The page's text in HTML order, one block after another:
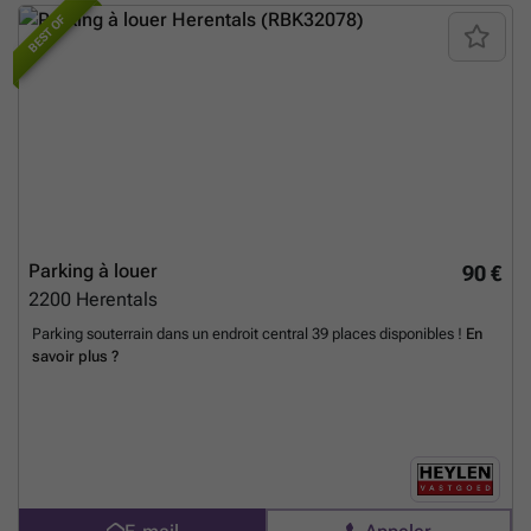
immédiate, vous pouvez donc commencer à utiliser votre espace dès
que vous le souhaitez. Ce parking représente une opportunité rare
pour ceux qui cherchent à sécuriser un stationnement dans une zone
BEST OF
90 €
Parking à louer
2200 Herentals
Parking souterrain dans un endroit central 39 places disponibles ! En
savoir plus ?